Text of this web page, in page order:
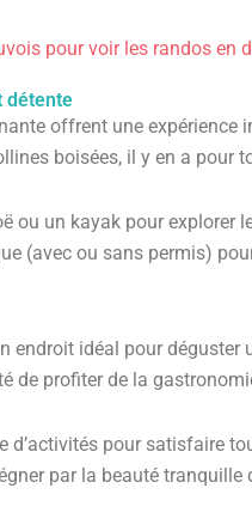
pour voir les randos en
détente
offrent une expérience
boisées, il y en a pour
un kayak pour explorer
(avec ou sans permis)
endroit idéal pour
profiter de la
pour satisfaire
par la beauté